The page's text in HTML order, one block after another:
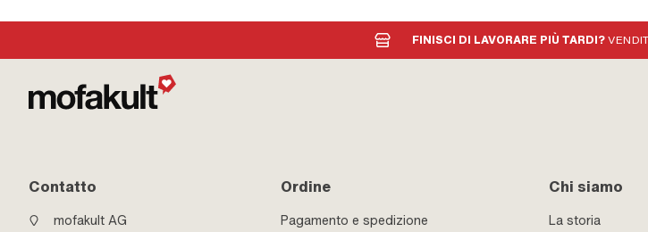
FINISCI DI LAVORARE PIÙ TARDI?
Contatto
mofakult AG
Ordine
Pagamento e spedizione
Chi siamo
La storia